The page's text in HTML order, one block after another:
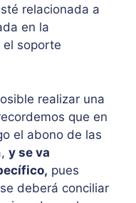
relacionada a
en la
soporte
realizar una
que en
el abono de las
y se va
pues
deberá conciliar